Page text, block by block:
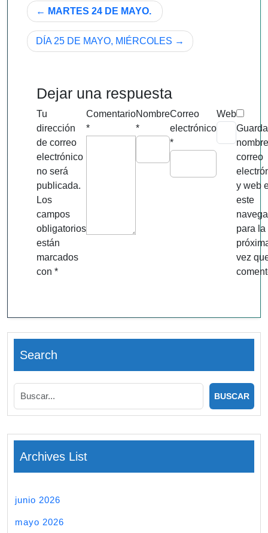
Navegación
de
entradas
MARTES 24 DE MAYO.
DÍA 25 DE MAYO, MIÉRCOLES
Dejar una respuesta
Tu
dirección
de correo
electrónico
no será
publicada.
Los
campos
obligatorios
están
marcados
con *
Comentario
*
Nombre
*
Correo
electrónico
*
Web
correo
y web
este
para la
vez
Search
Archives List
junio 2026
mayo 2026